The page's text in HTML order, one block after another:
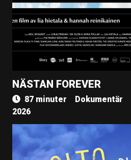
NÄSTAN FOREVER
87 minuter Dokumentär
2026